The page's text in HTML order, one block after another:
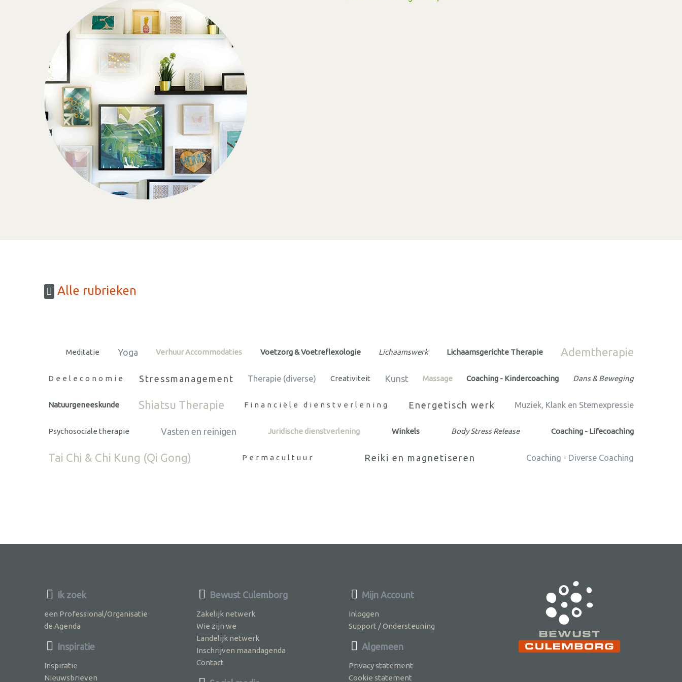
Alle rubrieken
Meditatie Yoga Verhuur Accommodaties Voetzorg & Voetreflexologie Lichaamswerk Lichaamsgerichte Therapie Ademtherapie
Deeleconomie Stressmanagement Therapie (diverse) Creativiteit Kunst Massage Coaching - Kindercoaching Dans & Beweging
Natuurgeneeskunde Shiatsu Therapie Financiële dienstverlening Energetisch werk Muziek, Klank en Stemexpressie
Psychosociale therapie Vasten en reinigen Juridische dienstverlening Winkels Body Stress Release Coaching - Lifecoaching
Tai Chi & Chi Kung (Qi Gong) Permacultuur Reiki en magnetiseren Coaching - Diverse Coaching
Ik zoek
een Professional/Organisatie
de Agenda
Inspiratie
Inspiratie
Nieuwsbrieven
Bewust Culemborg
Zakelijk netwerk
Wie zijn we
Landelijk netwerk
Inschrijven maandagenda
Contact
Mijn Account
Inloggen
Support / Ondersteuning
Algemeen
Privacy statement
Cookie statement